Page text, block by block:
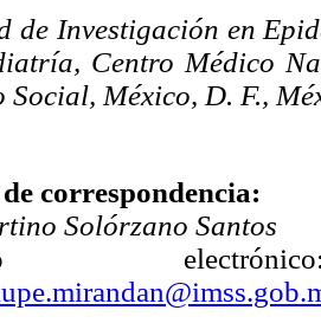
de Investigación en
Centro Médico
Social, México, D. F.,
correspondencia:
Solórzano Santos